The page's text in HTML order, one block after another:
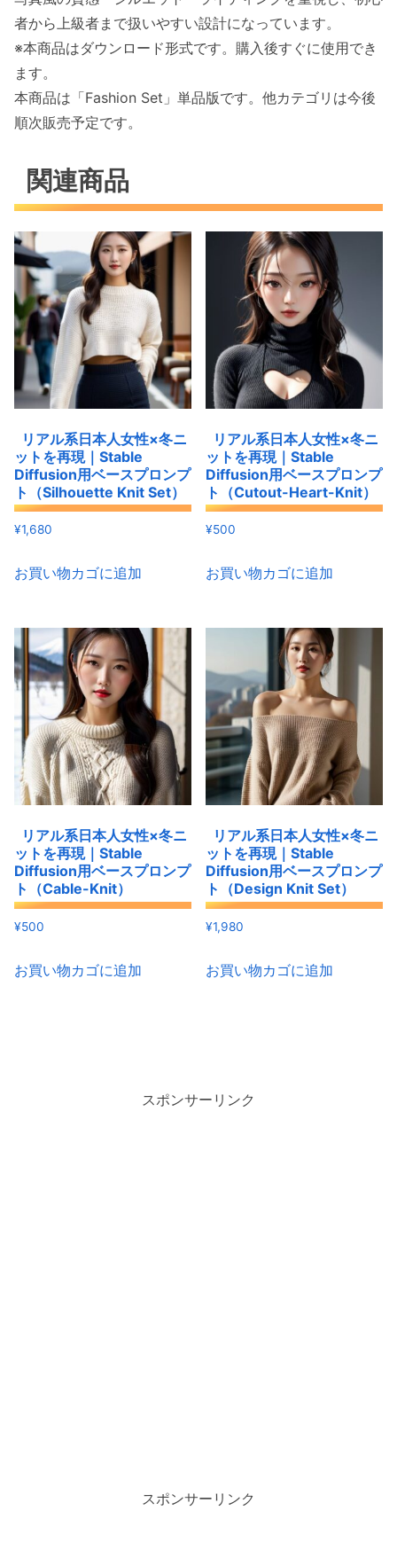
者から上級者まで扱いやすい設計になっています。
※本商品はダウンロード形式です。購入後すぐに使用でき
ます。
本商品は「Fashion Set」単品版です。他カテゴリは今後
順次販売予定です。
関連商品
リアル系日本人女性×冬ニ
ットを再現｜Stable
Diffusion用ベースプロンプ
ト（Silhouette Knit Set）
¥1,680
お買い物カゴに追加
リアル系日本人女性×冬ニ
ットを再現｜Stable
Diffusion用ベースプロンプ
ト（Cutout-Heart-Knit）
¥500
お買い物カゴに追加
リアル系日本人女性×冬ニ
ットを再現｜Stable
Diffusion用ベースプロンプ
ト（Cable-Knit）
¥500
お買い物カゴに追加
リアル系日本人女性×冬ニ
ットを再現｜Stable
Diffusion用ベースプロンプ
ト（Design Knit Set）
¥1,980
お買い物カゴに追加
スポンサーリンク
スポンサーリンク